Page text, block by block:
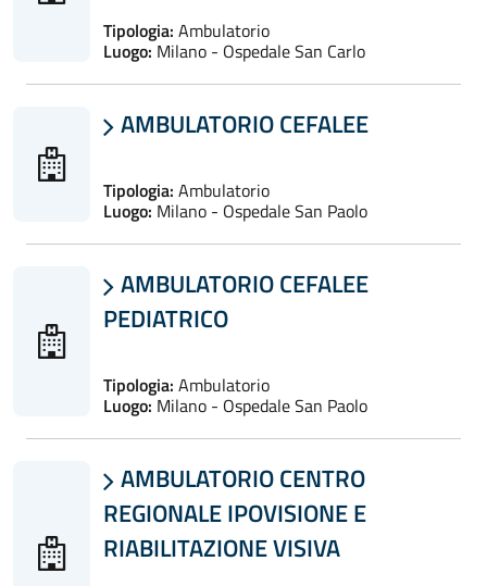
Tipologia: Ambulatorio
Luogo: Milano - Ospedale San Carlo
 AMBULATORIO CEFALEE
Tipologia: Ambulatorio
Luogo: Milano - Ospedale San Paolo
 AMBULATORIO CEFALEE
PEDIATRICO
Tipologia: Ambulatorio
Luogo: Milano - Ospedale San Paolo
 AMBULATORIO CENTRO
REGIONALE IPOVISIONE E
RIABILITAZIONE VISIVA